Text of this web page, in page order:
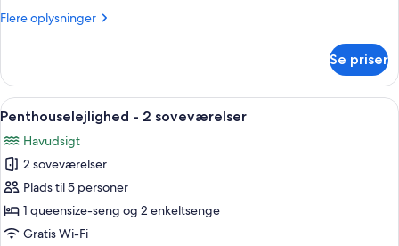
Flere oplysninger
Flere
-
soveværelser
Se priser
Indlæs
alle
billeder
af
Penthouselejlighed
-
2
En moderne stue med en grøn
14
Penthouselejlighed - 2 soveværelser
Havudsigt
2 soveværelser
Plads til 5 personer
1 queensize-seng og 2 enkeltsenge
Gratis Wi-Fi